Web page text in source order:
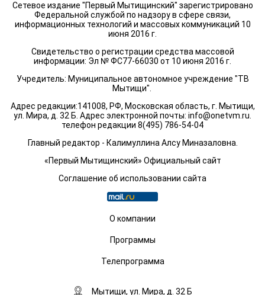
Сетевое издание "Первый Мытищинский" зарегистрировано
Федеральной службой по надзору в сфере связи,
информационных технологий и массовых коммуникаций 10
июня 2016 г.
Свидетельство о регистрации средства массовой
информации: Эл № ФС77-66030 от 10 июня 2016 г.
Учредитель: Муниципальное автономное учреждение "ТВ
Мытищи".
Адрес редакции:141008, РФ, Московская область, г. Мытищи,
ул. Мира, д. 32 Б. Адрес электронной почты: info@onetvm.ru
телефон редакции 8(495) 786-54-04
Главный редактор - Калимуллина Алсу Миназаловна.
«Первый Мытищинский» Официальный сайт
Соглашение об использовании сайта
О компании
Программы
Телепрограмма
Мытищи, ул. Мира, д. 32 Б